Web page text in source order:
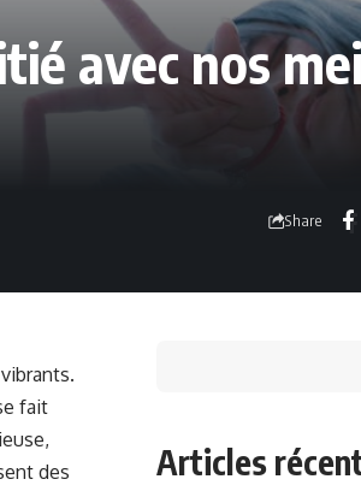
avec nos
Share
fait
des
Articles